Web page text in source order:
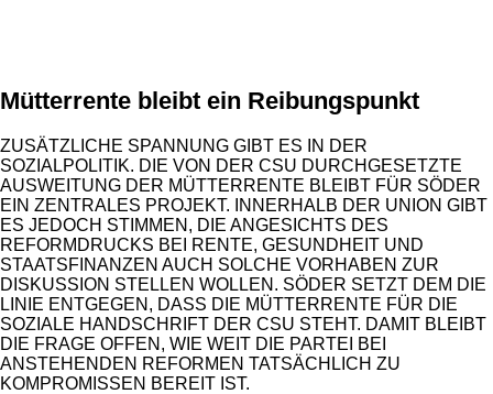
Mütterrente bleibt ein Reibungspunkt
ZUSÄTZLICHE SPANNUNG GIBT ES IN DER
SOZIALPOLITIK. DIE VON DER CSU DURCHGESETZTE
AUSWEITUNG DER MÜTTERRENTE BLEIBT FÜR SÖDER
EIN ZENTRALES PROJEKT. INNERHALB DER UNION GIBT
ES JEDOCH STIMMEN, DIE ANGESICHTS DES
REFORMDRUCKS BEI RENTE, GESUNDHEIT UND
STAATSFINANZEN AUCH SOLCHE VORHABEN ZUR
DISKUSSION STELLEN WOLLEN. SÖDER SETZT DEM DIE
LINIE ENTGEGEN, DASS DIE MÜTTERRENTE FÜR DIE
SOZIALE HANDSCHRIFT DER CSU STEHT. DAMIT BLEIBT
DIE FRAGE OFFEN, WIE WEIT DIE PARTEI BEI
ANSTEHENDEN REFORMEN TATSÄCHLICH ZU
KOMPROMISSEN BEREIT IST.